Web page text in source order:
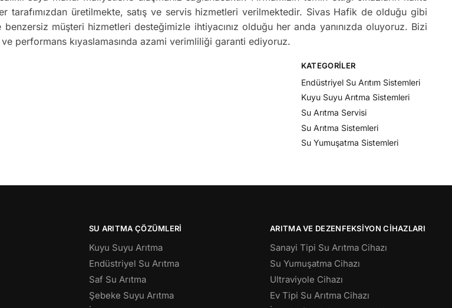
üretilmekte, satış ve servis hizmetleri verilmektedir. Sivas Hafik de olduğu gibi
müşteri hizmetleri desteğimizle ihtiyacınız olduğu her anda yanınızda oluyoruz. Bizi
performans kıyaslamasında azami verimliliği garanti ediyoruz.
KATEGORILER
Endüstriyel Su Arıtım Sistemleri
Kuyu Suyu Arıtma Sistemleri
Su Arıtma Servisi
Su Arıtma Sistemleri
Su Yumuşatma Sistemleri
SU ARITMA ÇÖZÜMLERI
Kuyu Suyu Arıtma
Endüstriyel Su Arıtma
Saf Su Arıtma
Şebeke Suyu Arıtma
ARITMA VE DEZENFEKSIYON CIHAZLARI
Sanayi Tipi Su Arıtma Cihazı
Su Yumuşatma Cihazı
Ultraviyole Cihazı
Ev Tipi Su Arıtma Cihazı